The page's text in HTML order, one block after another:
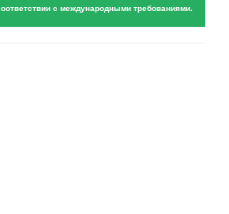
с международными требованиями.